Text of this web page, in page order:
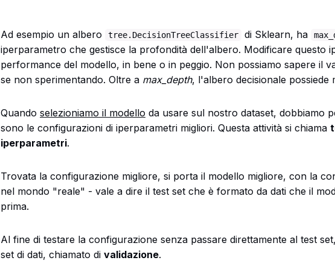
Ad esempio un albero tree.DecisionTreeClassifier di Sklearn, ha
iperparametro che gestisce la profondità dell'albero. Modificare questo
performance del modello, in bene o in peggio. Non possiamo sapere il
se non sperimentando. Oltre a max_depth, l'albero decisionale possiede
Quando selezioniamo il modello da usare sul nostro dataset, dobbiamo
sono le configurazioni di iperparametri migliori. Questa attività si chiama
iperparametri.
Trovata la configurazione migliore, si porta il modello migliore, con la
nel mondo "reale" - vale a dire il test set che è formato da dati che il
prima.
Al fine di testare la configurazione senza passare direttamente al test
set di dati, chiamato di validazione.